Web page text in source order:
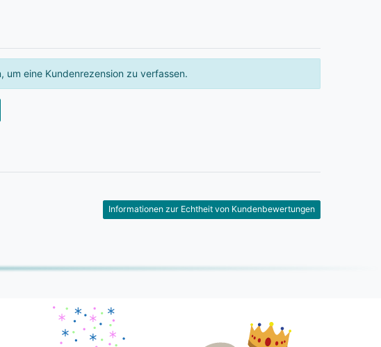
um eine Kundenrezension zu verfassen.
Informationen zur Echtheit von Kundenbewertungen